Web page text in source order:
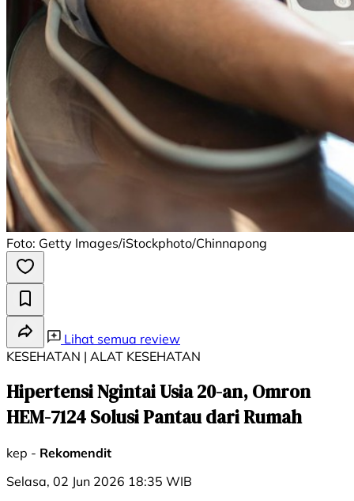
Foto: Getty Images/iStockphoto/Chinnapong
Lihat semua review
KESEHATAN | ALAT KESEHATAN
Hipertensi Ngintai Usia 20-an, Omron
HEM-7124 Solusi Pantau dari Rumah
kep - Rekomendit
Selasa, 02 Jun 2026 18:35 WIB